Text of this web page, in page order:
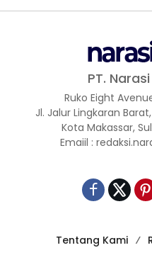
PT.
Ruko Eight
Jl. Jalur Lingkaran
Kota Makassar,
Emaiil :
Tentang Kami